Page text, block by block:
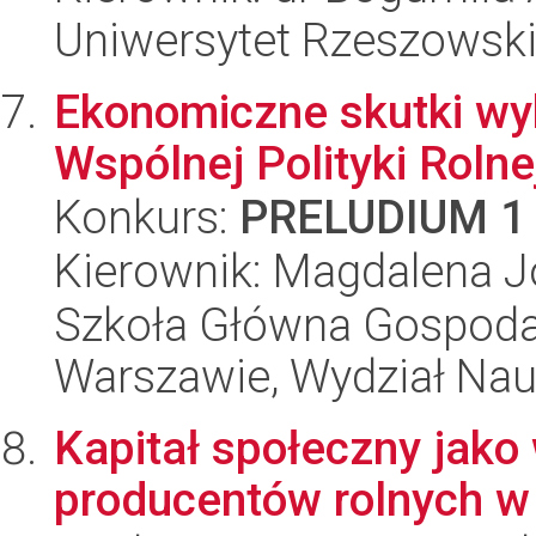
Uniwersytet
Ekonomiczne skutki
Wspólnej Polityki
Konkurs: PRELUDIUM 1
Kierownik: Magdalena
Szkoła Główna
Warszawie, Wydział
Kapitał społeczny
producentów rolnych